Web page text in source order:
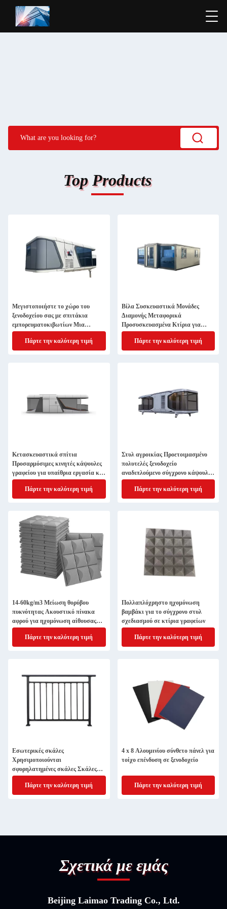
Top Products
Μεγιστοποιήστε το χώρο του
ξενοδοχείου σας με σπιτάκια
εμπορευματοκιβωτίων Μια
πρακτική και ευπροσάρμοστη
επιλογήΠάρτε την καλύτερη τιμή
Βίλα Συσκευαστικά Μονάδες
Διαμονής Μεταφορικά
Προσυσκευασμένα Κτίρια για
δευτερεύουσες κατοικίες
Πάρτε την καλύτερη τιμή
Κετασκευαστικά σπίτια
Προσαρμόσιμες κινητές κάψουλες
γραφείου για υπαίθρια εργασία και
ξενοδοχεία
Πάρτε την καλύτερη τιμή
Στυλ αγροικίας Προετοιμασμένο
πολυτελές ξενοδοχείο
αναδιπλούμενο σύγχρονο κάψουλο
Camping House ξενοδοχείο
Πάρτε την καλύτερη τιμή
14-60kg/m3 Μείωση θορύβου
πυκνότητας Ακουστικό πίνακα
αφρού για ηχομόνωση αίθουσας
συνεδριάσεων
Πάρτε την καλύτερη τιμή
Πολλαπλόχρηστο ηχομόνωση
βαμβάκι για το σύγχρονο στυλ
σχεδιασμού σε κτίρια γραφείων
Πάρτε την καλύτερη τιμή
Εσωτερικές σκάλες
Χρησιμοποιούνται
σφυρηλατημένες σκάλες Σκάλες
για σύγχρονο σχεδιασμό
διαμερίσματος
Πάρτε την καλύτερη τιμή
4 x 8 Αλουμινίου σύνθετο πάνελ για
τοίχο επένδυση σε ξενοδοχείο
Πάρτε την καλύτερη τιμή
Σχετικά με εμάς
Beijing Laimao Trading Co., Ltd.